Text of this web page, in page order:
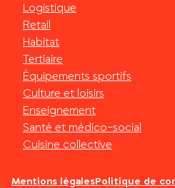
Logistique
Retail
Habitat
Tertiaire
Équipements sportifs
Culture et loisirs
Enseignement
Santé et médico-social
Cuisine collective
Mentions légalesPolitique de